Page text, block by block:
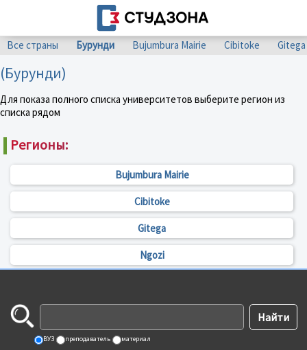
Все страны Бурунди Bujumbura Mairie Cibitoke Gitega
(Бурунди)
Для показа полного списка университетов выберите регион из
списка рядом
Регионы:
Bujumbura Mairie
Cibitoke
Gitega
Ngozi
ВУЗ преподаватель материал